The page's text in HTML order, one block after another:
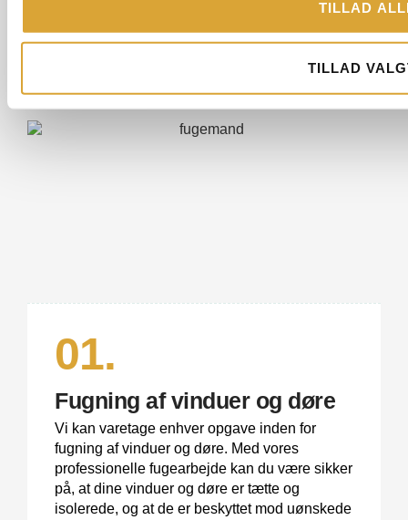
TILLAD
TILLAD
01.
Fugning af vinduer og døre
Vi kan varetage enhver opgave inden for
fugning af vinduer og døre. Med vores
professionelle fugearbejde kan du være sikker
på, at dine vinduer og døre er tætte og
isolerede, og at de er beskyttet mod uønskede